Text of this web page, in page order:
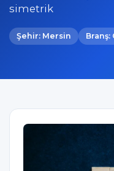
simetrik
Şehir: Mersin